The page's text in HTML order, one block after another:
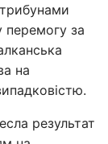
перемогу за
на
результат